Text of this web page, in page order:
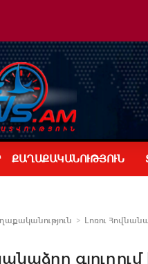
ՔԱՂԱՔԱԿԱՆՈՒԹՅՈՒՆ
Լոռու